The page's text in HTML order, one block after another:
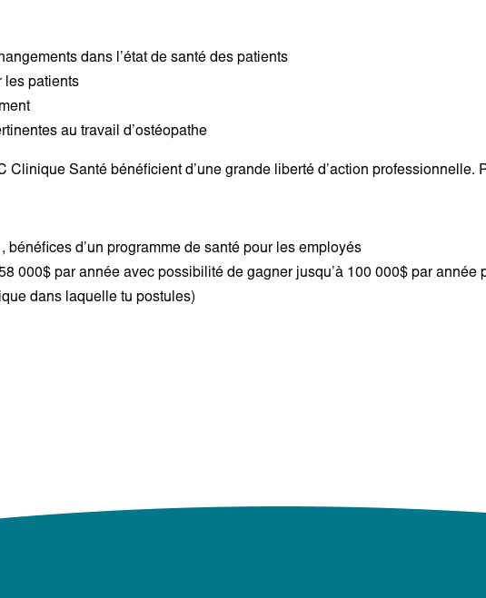
dans l’état de santé des patients
les patients
au travail d’ostéopathe
Santé bénéficient d’une grande liberté d’action professionnelle.
d’un programme de santé pour les employés
000$ par année avec possibilité de gagner jusqu’à 100 000$ par
dans laquelle tu postules)